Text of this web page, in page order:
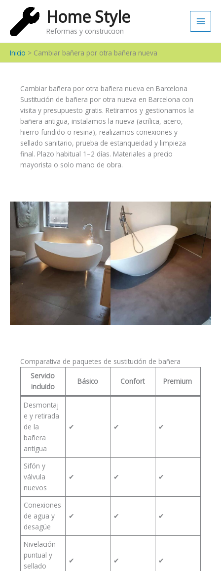
contenido
Home Style
Reformas y construccion
Main
Inicio Cambiar bañera por otra bañera nueva
Cambiar bañera por otra bañera nueva en Barcelona
Sustitución de bañera por otra nueva en Barcelona con
visita y presupuesto gratis. Retiramos y gestionamos la
bañera antigua, instalamos la nueva (acrílica, acero,
hierro fundido o resina), realizamos conexiones y
sellado sanitario, prueba de estanqueidad y limpieza
final. Plazo habitual 1–2 días. Materiales a precio
mayorista o solo mano de obra.
Comparativa de paquetes de sustitución de bañera
Servicio
incluido
Básico Confort Premium
Desmontaj
e y retirada
de la
bañera
antigua
✔ ✔ ✔
Sifón y
válvula
nuevos
✔ ✔ ✔
Conexiones
de agua y
desagüe
✔ ✔ ✔
Nivelación
puntual y
sellado
✔ ✔ ✔